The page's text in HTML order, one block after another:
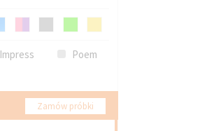
Impress
Poem
Zamów próbki